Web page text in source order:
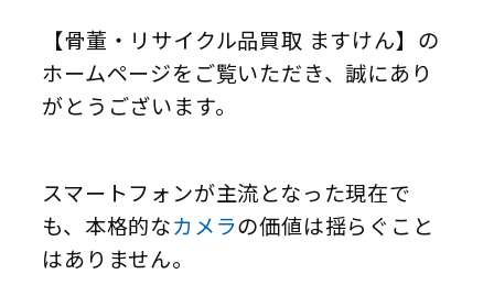
【骨董・リサイクル品買取 ますけん】の
ホームページをご覧いただき、誠にあり
がとうございます。
スマートフォンが主流となった現在で
も、本格的なカメラの価値は揺らぐこと
はありません。